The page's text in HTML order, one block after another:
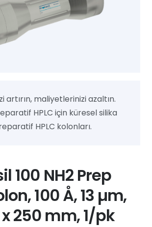
artırın, maliyetlerinizi azaltın.
HPLC için küresel silika
HPLC kolonları.
100 NH2 Prep
100 Å, 13 µm,
250 mm, 1/pk